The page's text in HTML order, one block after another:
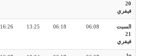
20
فيفري
السبت
21
فيفري
06:08
06:18
13:25
16:26